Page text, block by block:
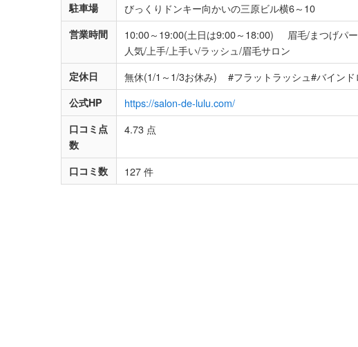
駐車場 びっくりドンキー向かいの三原ビル横6～10
営業時間
10:00～19:00(土日は9:00～18:00) 眉毛/まつげパ
人気/上手/上手い/ラッシュ/眉毛サロン
定休日 無休(1/1～1/3お休み) #フラットラッシュ#バインド
公式HP https://salon-de-lulu.com/
口コミ点
数
4.73 点
口コミ数 127 件